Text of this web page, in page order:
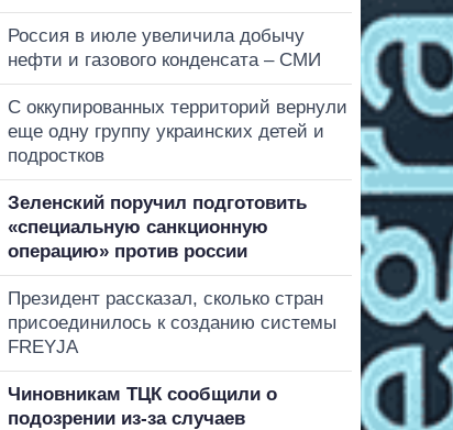
Россия в июле увеличила добычу
нефти и газового конденсата – СМИ
С оккупированных территорий вернули
еще одну группу украинских детей и
подростков
Зеленский поручил подготовить
«специальную санкционную
операцию» против россии
Президент рассказал, сколько стран
присоединилось к созданию системы
FREYJA
Чиновникам ТЦК сообщили о
подозрении из-за случаев